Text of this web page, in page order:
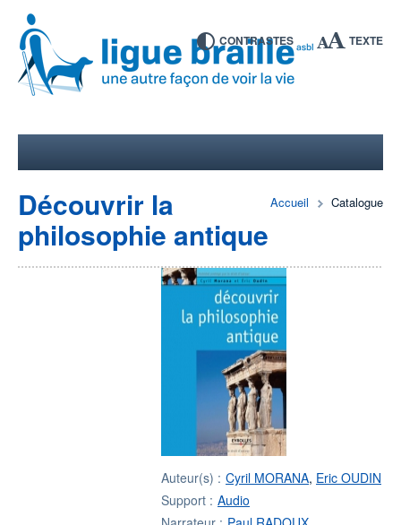
CONTRASTES TEXTE
Accueil Catalogue
Découvrir la
philosophie antique
Auteur(s) : Cyril MORANA, Eric OUDIN
Support : Audio